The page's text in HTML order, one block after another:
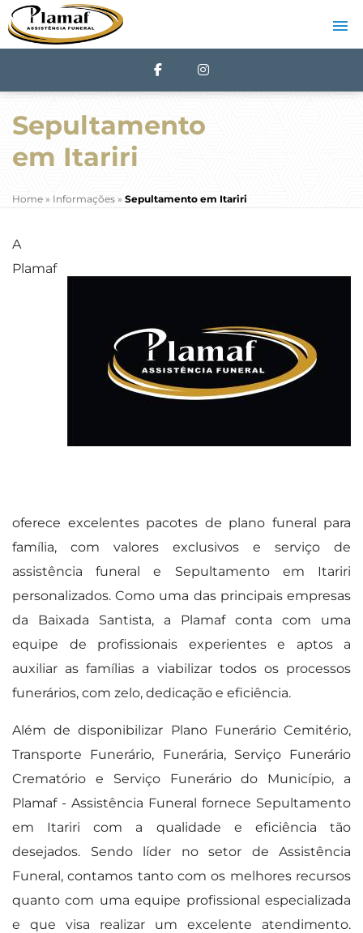
Sepultamento
em Itariri
Home » Informações » Sepultamento em Itariri
A
Plamaf
oferece excelentes pacotes de plano funeral para
família, com valores exclusivos e serviço de
assistência funeral e Sepultamento em Itariri
personalizados. Como uma das principais empresas
da Baixada Santista, a Plamaf conta com uma
equipe de profissionais experientes e aptos a
auxiliar as famílias a viabilizar todos os processos
funerários, com zelo, dedicação e eficiência.
Além de disponibilizar Plano Funerário Cemitério,
Transporte Funerário, Funerária, Serviço Funerário
Crematório e Serviço Funerário do Município, a
Plamaf - Assistência Funeral fornece Sepultamento
em Itariri com a qualidade e eficiência tão
desejados. Sendo líder no setor de Assistência
Funeral, contamos tanto com os melhores recursos
quanto com uma equipe profissional especializada
e que visa realizar um excelente atendimento.